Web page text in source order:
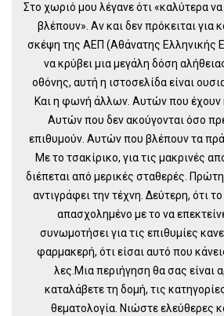
Στο χωριό μου λέγανε ότι «καλύτερα
βλέπουν». Αν και δεν πρόκειται για
σκέψη της ΑΕΠ (Αθάνατης Ελληνικής
να κρύβει μια μεγάλη δόση
οθόνης, αυτή η ιστοσελίδα είναι
Και η φωνή άλλων. Αυτών που έχουν
Αυτών που δεν ακούγονται όσο
επιθυμούν. Αυτών που βλέπουν τα
Με το τσακίρικο, για τις μακρινές
διέπεται από μερικές σταθερές.
αντιγράφει την τέχνη. Δεύτερη, ότι
απασχολημένο με το να
συνωμοτήσει για τις επιθυμίες
φαρμακερή, ότι είσαι αυτό που
λες.Μια περιήγηση θα σας είναι
καταλάβετε τη δομή, τις
θεματολογία. Νιώστε ελεύθερες